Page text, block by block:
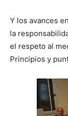
Y los avances
la
el respeto al
Principios y